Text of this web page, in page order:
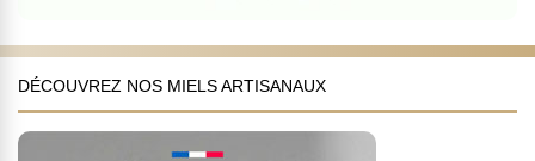
DÉCOUVREZ NOS MIELS ARTISANAUX